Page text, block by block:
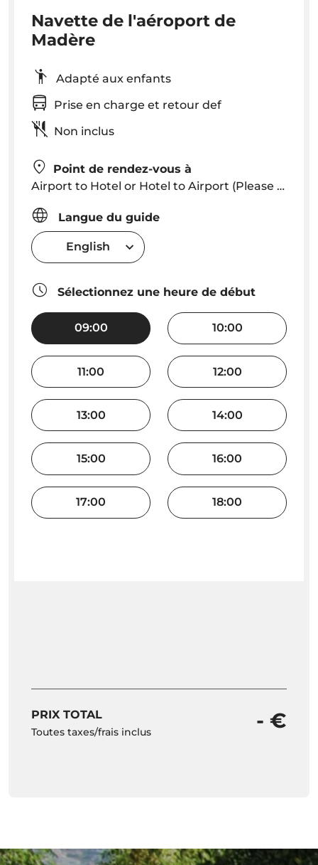
Navette de l'aéroport de
Madère
Adapté aux enfants
Prise en charge et retour def
Non inclus
Point de rendez-vous à
Airport to Hotel or Hotel to Airport (Please add on booking notes if the transfer is "From Airport or To Airport)
Langue du guide
English
Sélectionnez une heure de début
09:00 10:00
11:00 12:00
13:00 14:00
15:00 16:00
17:00 18:00
PRIX TOTAL
Toutes taxes/frais inclus - €